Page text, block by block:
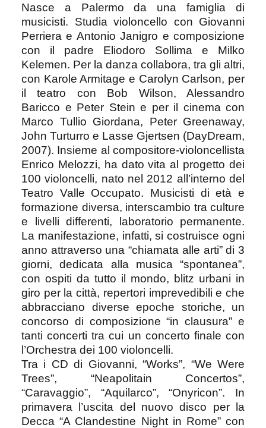
Nasce a Palermo da una famiglia di
musicisti. Studia violoncello con Giovanni
Perriera e Antonio Janigro e composizione
con il padre Eliodoro Sollima e Milko
Kelemen. Per la danza collabora, tra gli altri,
con Karole Armitage e Carolyn Carlson, per
il teatro con Bob Wilson, Alessandro
Baricco e Peter Stein e per il cinema con
Marco Tullio Giordana, Peter Greenaway,
John Turturro e Lasse Gjertsen (DayDream,
2007). Insieme al compositore-violoncellista
Enrico Melozzi, ha dato vita al progetto dei
100 violoncelli, nato nel 2012 all’interno del
Teatro Valle Occupato. Musicisti di età e
formazione diversa, interscambio tra culture
e livelli differenti, laboratorio permanente.
La manifestazione, infatti, si costruisce ogni
anno attraverso una “chiamata alle arti” di 3
giorni, dedicata alla musica “spontanea”,
con ospiti da tutto il mondo, blitz urbani in
giro per la città, repertori imprevedibili e che
abbracciano diverse epoche storiche, un
concorso di composizione “in clausura” e
tanti concerti tra cui un concerto finale con
l’Orchestra dei 100 violoncelli.
Tra i CD di Giovanni, “Works”, “We Were
Trees”, “Neapolitain Concertos”,
“Caravaggio”, “Aquilarco”, “Onyricon”. In
primavera l’uscita del nuovo disco per la
Decca “A Clandestine Night in Rome” con